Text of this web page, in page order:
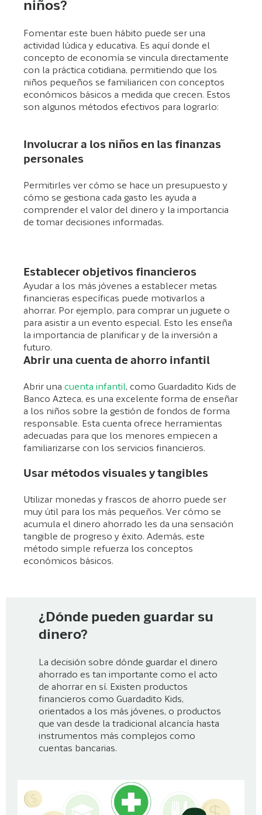
niños?
Fomentar este buen hábito puede ser una
actividad lúdica y educativa. Es aquí donde el
concepto de economía se vincula directamente
con la práctica cotidiana, permitiendo que los
niños pequeños se familiaricen con conceptos
económicos básicos a medida que crecen. Estos
son algunos métodos efectivos para lograrlo:
Involucrar a los niños en las finanzas
personales
Permitirles ver cómo se hace un presupuesto y
cómo se gestiona cada gasto les ayuda a
comprender el valor del dinero y la importancia
de tomar decisiones informadas.
Establecer objetivos financieros
Ayudar a los más jóvenes a establecer metas
financieras específicas puede motivarlos a
ahorrar. Por ejemplo, para comprar un juguete o
para asistir a un evento especial. Esto les enseña
la importancia de planificar y de la inversión a
futuro.
Abrir una cuenta de ahorro infantil
Abrir una cuenta infantil, como Guardadito Kids de
Banco Azteca, es una excelente forma de enseñar
a los niños sobre la gestión de fondos de forma
responsable. Esta cuenta ofrece herramientas
adecuadas para que los menores empiecen a
familiarizarse con los servicios financieros.
Usar métodos visuales y tangibles
Utilizar monedas y frascos de ahorro puede ser
muy útil para los más pequeños. Ver cómo se
acumula el dinero ahorrado les da una sensación
tangible de progreso y éxito. Además, este
método simple refuerza los conceptos
económicos básicos.
¿Dónde pueden guardar su
dinero?
La decisión sobre dónde guardar el dinero
ahorrado es tan importante como el acto
de ahorrar en sí. Existen productos
financieros como Guardadito Kids,
orientados a los más jóvenes, o productos
que van desde la tradicional alcancía hasta
instrumentos más complejos como
cuentas bancarias.